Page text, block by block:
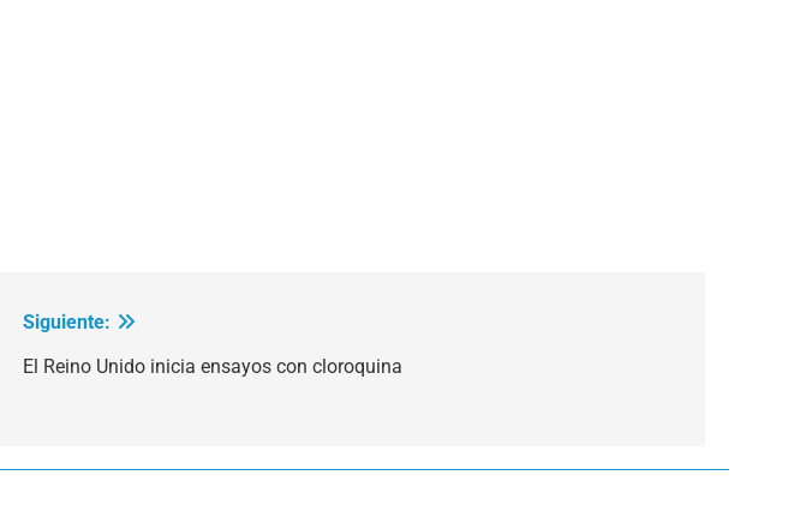
Siguiente:
El Reino Unido inicia ensayos con cloroquina